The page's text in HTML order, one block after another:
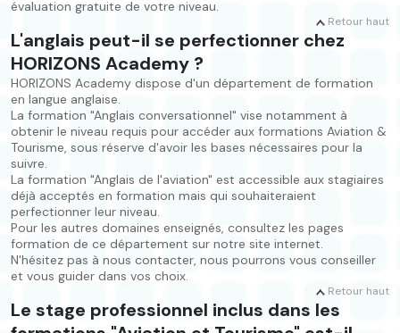
évaluation gratuite de votre niveau.
Retour haut
L'anglais peut-il se perfectionner chez
HORIZONS Academy ?
HORIZONS Academy dispose d'un département de formation
en langue anglaise.
La formation "Anglais conversationnel" vise notamment à
obtenir le niveau requis pour accéder aux formations Aviation &
Tourisme, sous réserve d'avoir les bases nécessaires pour la
suivre.
La formation "Anglais de l'aviation" est accessible aux stagiaires
déjà acceptés en formation mais qui souhaiteraient
perfectionner leur niveau.
Pour les autres domaines enseignés, consultez les pages
formation de ce département sur notre site internet.
N'hésitez pas à nous contacter, nous pourrons vous conseiller
et vous guider dans vos choix.
Retour haut
Le stage professionnel inclus dans les